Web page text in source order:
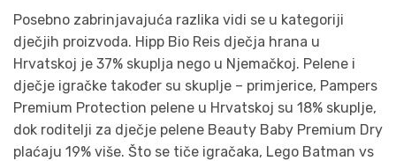
Posebno zabrinjavajuća razlika vidi se u kategoriji
dječjih proizvoda. Hipp Bio Reis dječja hrana u
Hrvatskoj je 37% skuplja nego u Njemačkoj. Pelene i
dječje igračke također su skuplje – primjerice, Pampers
Premium Protection pelene u Hrvatskoj su 18% skuplje,
dok roditelji za dječje pelene Beauty Baby Premium Dry
plaćaju 19% više. Što se tiče igračaka, Lego Batman vs